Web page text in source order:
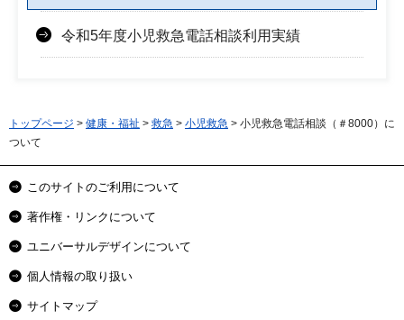
令和5年度小児救急電話相談利用実績
トップページ > 健康・福祉 > 救急 > 小児救急 > 小児救急電話相談（＃8000）に
ついて
このサイトのご利用について
著作権・リンクについて
ユニバーサルデザインについて
個人情報の取り扱い
サイトマップ